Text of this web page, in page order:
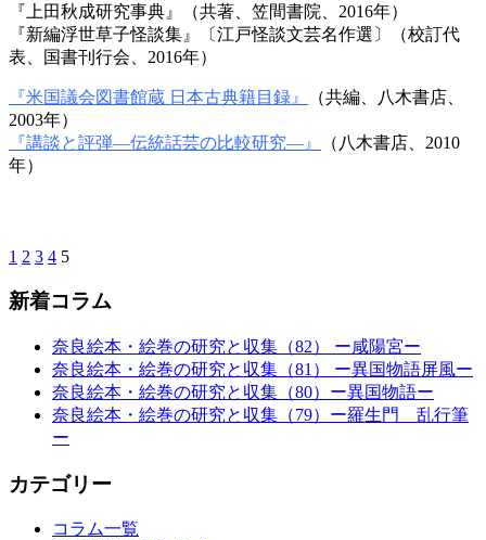
『上田秋成研究事典』（共著、笠間書院、2016年）
『新編浮世草子怪談集』〔江戸怪談文芸名作選〕（校訂代
表、国書刊行会、2016年）
『米国議会図書館蔵 日本古典籍目録』
（共編、八木書店、
2003年）
『講談と評弾―伝統話芸の比較研究―』
（八木書店、2010
年）
1 2 3 4 5
新着コラム
奈良絵本・絵巻の研究と収集（82） ー咸陽宮ー
奈良絵本・絵巻の研究と収集（81） ー異国物語屏風ー
奈良絵本・絵巻の研究と収集（80）ー異国物語ー
奈良絵本・絵巻の研究と収集（79）ー羅生門 乱行筆
ー
カテゴリー
コラム一覧